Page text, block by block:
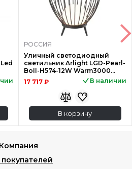
РОССИЯ
Уличный светодиодный
светильник Arlight LGD-Pearl-
Boll-H574-12W Warm3000
030005
17 717 ₽ В наличии
В корзину
Компания